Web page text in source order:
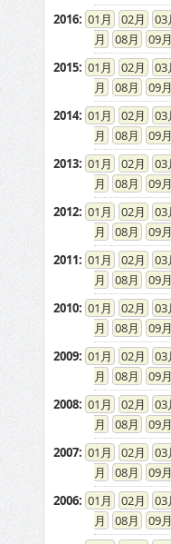
2016: 01 02 03
08
09
2015: 01 02 03
08
09
2014: 01 02 03
08
09
2013: 01 02 03
08
09
2012: 01 02 03
08
09
2011: 01 02 03
08
09
2010: 01 02 03
08
09
2009: 01 02 03
08
09
2008: 01 02 03
08
09
2007: 01 02 03
08
09
2006: 01 02 03
08
09